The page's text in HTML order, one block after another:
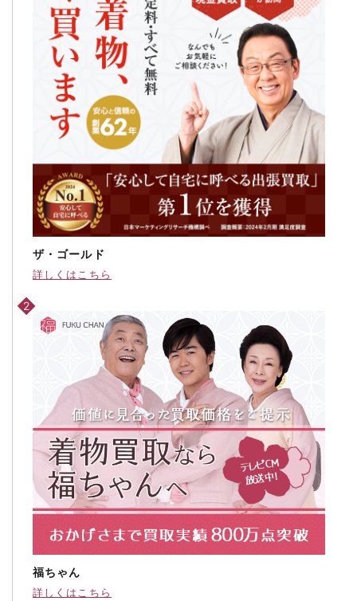
ザ・ゴールド
詳しくはこちら
福ちゃん
詳しくはこちら